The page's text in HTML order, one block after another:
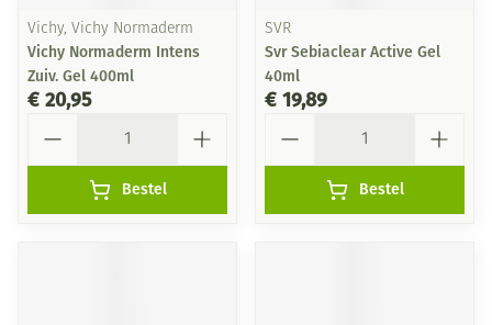
Vichy, Vichy Normaderm
Vichy Normaderm Intens
Zuiv. Gel 400ml
€ 20,95
Bestel
SVR
Svr Sebiaclear Active Gel
40ml
€ 19,89
Bestel